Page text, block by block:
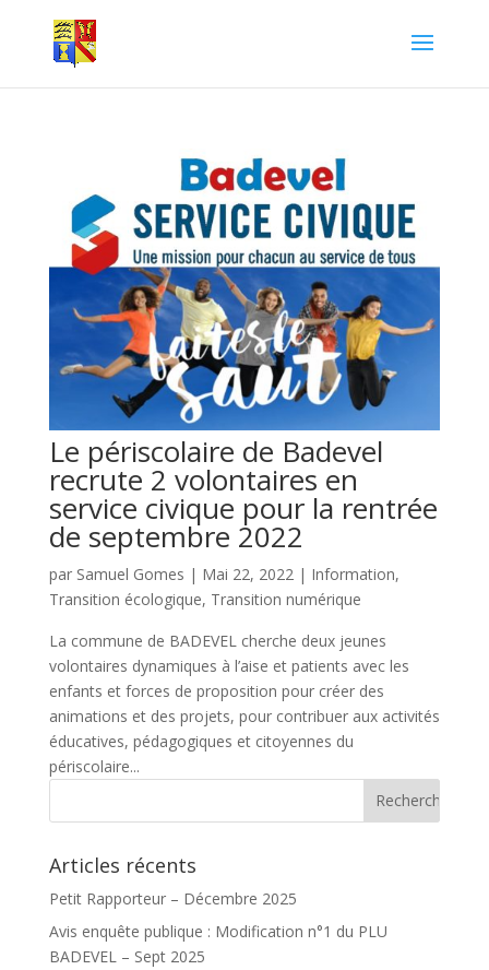
Le périscolaire de Badevel
recrute 2 volontaires en
service civique pour la rentrée
de septembre 2022
par Samuel Gomes | Mai 22, 2022 | Information,
Transition écologique, Transition numérique
La commune de BADEVEL cherche deux jeunes
volontaires dynamiques à l’aise et patients avec les
enfants et forces de proposition pour créer des
animations et des projets, pour contribuer aux activités
éducatives, pédagogiques et citoyennes du
périscolaire...
Articles récents
Petit Rapporteur – Décembre 2025
Avis enquête publique : Modification n°1 du PLU
BADEVEL – Sept 2025